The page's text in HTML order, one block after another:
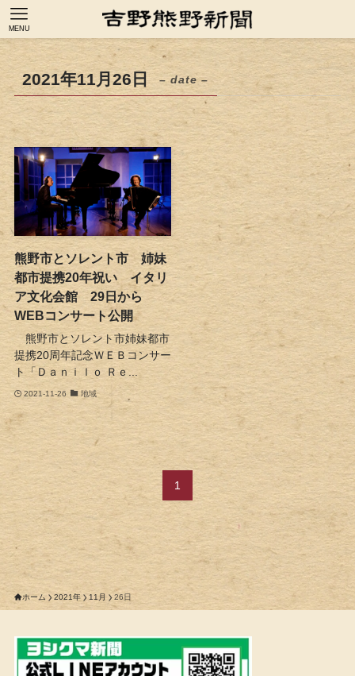
MENU
2021年11月26日 – date –
熊野市とソレント市 姉妹
都市提携20年祝い イタリ
ア文化会館 29日から
WEBコンサート公開
熊野市とソレント市姉妹都市
提携20周年記念ＷＥＢコンサー
ト「Ｄａｎｉｌｏ Ｒｅ...
2021-11-26 地域
1
ホーム 2021年 11月 26日